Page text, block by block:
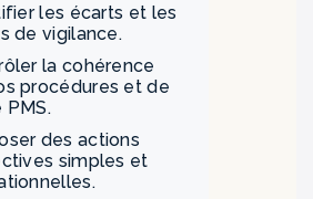
les écarts et les
de vigilance.
la cohérence
procédures et de
PMS.
des actions
simples et